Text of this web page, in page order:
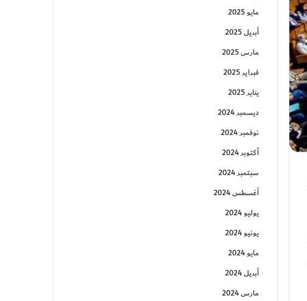
مايو 2025
أبريل 2025
مارس 2025
فبراير 2025
يناير 2025
ديسمبر 2024
نوفمبر 2024
أكتوبر 2024
سبتمبر 2024
أغسطس 2024
يوليو 2024
يونيو 2024
مايو 2024
أبريل 2024
مارس 2024